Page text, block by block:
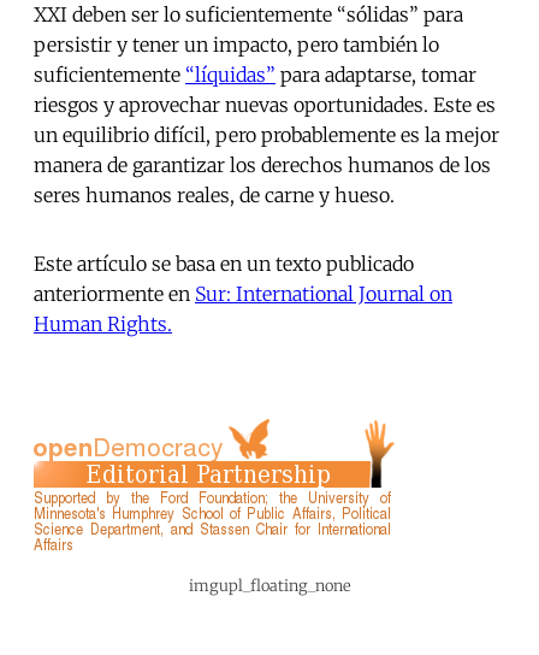
XXI deben ser lo suficientemente “sólidas” para
persistir y tener un impacto, pero también lo
suficientemente “líquidas” para adaptarse, tomar
riesgos y aprovechar nuevas oportunidades. Este es
un equilibrio difícil, pero probablemente es la mejor
manera de garantizar los derechos humanos de los
seres humanos reales, de carne y hueso.
Este artículo se basa en un texto publicado
anteriormente en Sur: International Journal on
Human Rights.
imgupl_floating_none